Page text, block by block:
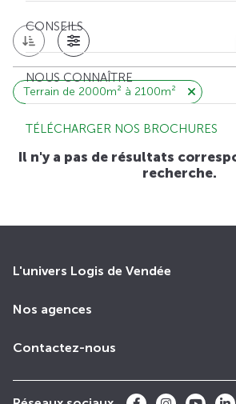
CONSEILS
NOUS CONNAÎTRE
TÉLÉCHARGER NOS BROCHURES
Terrain de 2000m² à 2100m²
Il n'y a pas de résultats
recherche.
L'univers Logis de Vendée
Nos agences
Contactez-nous